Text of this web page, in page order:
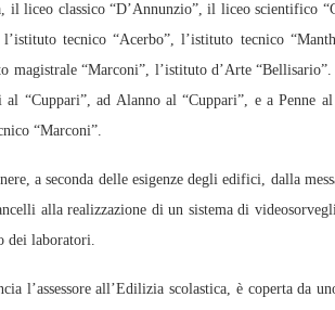
il liceo classico “D’Annunzio”, il liceo
tecnico “Acerbo”, l’istituto tecnico
magistrale “Marconi”, l’istituto d’Arte
al “Cuppari”, ad Alanno al “Cuppari”, e a Penne
“Marconi”.
a seconda delle esigenze degli edifici, dalla
alla realizzazione di un sistema di
dei laboratori.
l’assessore all’Edilizia scolastica, è coperta da